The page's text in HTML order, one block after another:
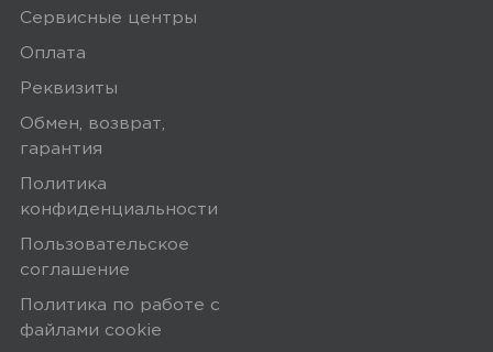
Сервисные центры
Оплата
Реквизиты
Обмен, возврат,
гарантия
Политика
конфиденциальности
Пользовательское
соглашение
Политика по работе с
файлами сookie